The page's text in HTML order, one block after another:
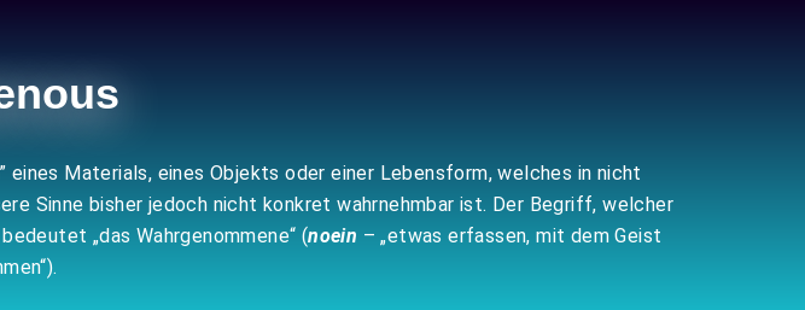
Materials, eines Objekts oder einer Lebensform, welches in nicht
Sinne bisher jedoch nicht konkret wahrnehmbar ist. Der Begriff, welcher
„das Wahrgenommene“ (noein – „etwas erfassen, mit dem Geist